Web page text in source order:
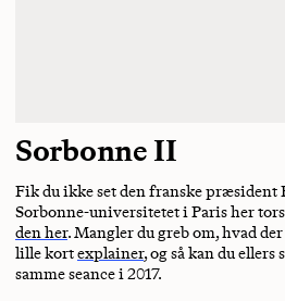
Sorbonne II
Fik du ikke set den franske præsident
Sorbonne-universitetet i Paris her
den her. Mangler du greb om, hvad
lille kortexplainer, og så kan du ellers
samme seance i 2017.